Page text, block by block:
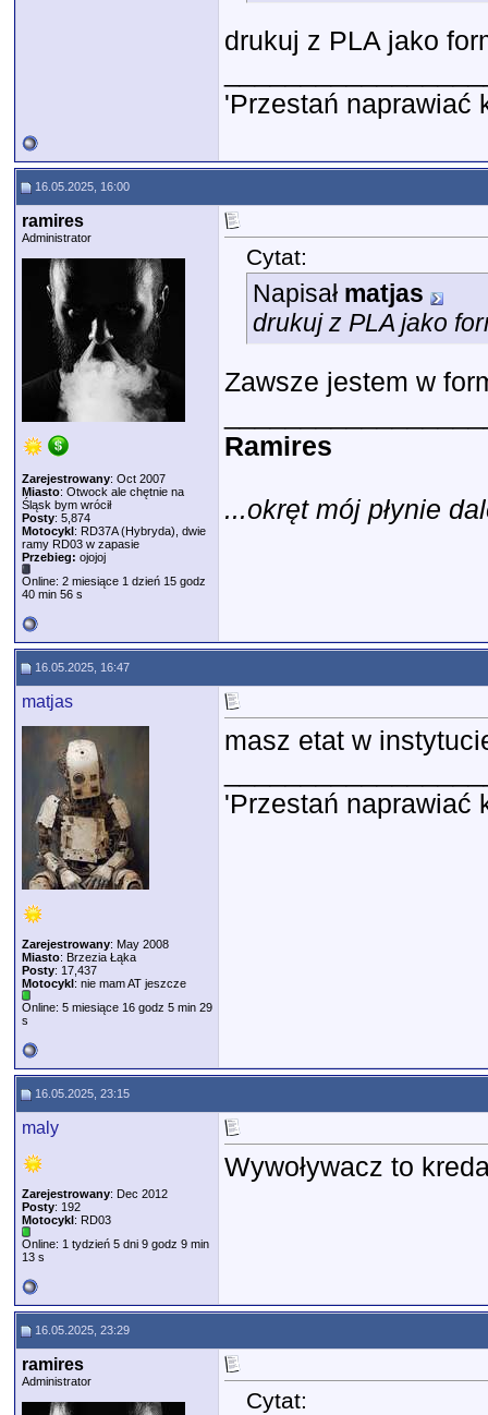
drukuj z PLA jako
'Przestań naprawiać
16.05.2025, 16:00
ramires
Administrator
Zarejestrowany: Oct 2007
Miasto: Otwock ale chętnie na
Śląsk bym wrócił
Posty: 5,874
Motocykl: RD37A (Hybryda), dwie
ramy RD03 w zapasie
Przebieg: ojojoj
Online: 2 miesiące 1 dzień 15 godz
40 min 56 s
Cytat:
Napisał matjas
drukuj z PLA jako
Zawsze jestem w
Ramires
...okręt mój płynie
16.05.2025, 16:47
matjas
Zarejestrowany: May 2008
Miasto: Brzezia Łąka
Posty: 17,437
Motocykl: nie mam AT jeszcze
Online: 5 miesiące 16 godz 5 min 29
s
masz etat w
'Przestań naprawiać
16.05.2025, 23:15
maly
Zarejestrowany: Dec 2012
Posty: 192
Motocykl: RD03
Online: 1 tydzień 5 dni 9 godz 9 min
13 s
Wywoływacz to
16.05.2025, 23:29
ramires
Administrator
Cytat: